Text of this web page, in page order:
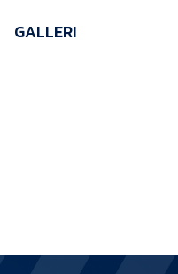
GALLERI